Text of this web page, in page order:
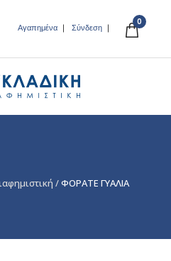
Αγαπημένα Σύνδεση
0
/ΦΟΡΑΤΕ ΓΥΑΛΙΑ